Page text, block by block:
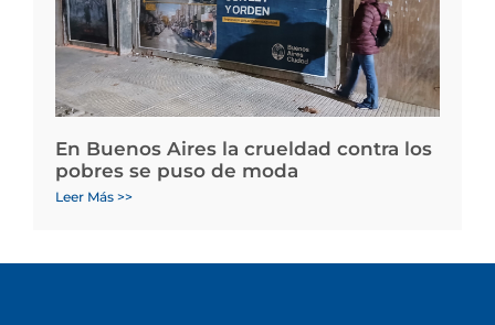
En Buenos Aires la crueldad contra los
pobres se puso de moda
Leer Más >>